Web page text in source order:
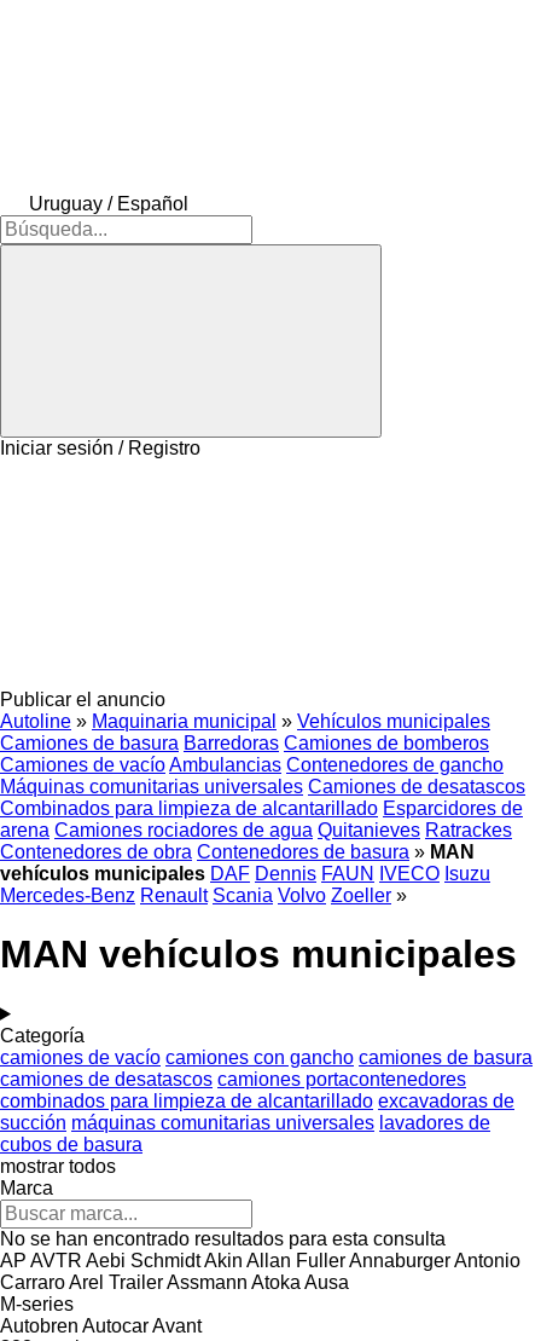
Uruguay / Español
Iniciar sesión / Registro
Publicar el anuncio
Autoline » Maquinaria municipal » Vehículos municipales
Camiones de basura Barredoras Camiones de bomberos
Camiones de vacíoAmbulancias Contenedores de gancho
Máquinas comunitarias universales Camiones de desatascos
Combinados para limpieza de alcantarillado Esparcidores de
arena Camiones rociadores de agua Quitanieves Ratrackes
Contenedores de obra Contenedores de basura » MAN
vehículos municipales DAF Dennis FAUN IVECO Isuzu
Mercedes-Benz Renault Scania Volvo Zoeller »
MAN vehículos municipales
Categoría
camiones de vacío camiones con gancho camiones de basura
camiones de desatascos camiones portacontenedores
combinados para limpieza de alcantarillado excavadoras de
succión máquinas comunitarias universales lavadores de
cubos de basura
mostrar todos
Marca
No se han encontrado resultados para esta consulta
AP AVTR Aebi SchmidtAkin Allan FullerAnnaburgerAntonio
CarraroArel TrailerAssmann Atoka Ausa
M-series
Autobren AutocarAvant